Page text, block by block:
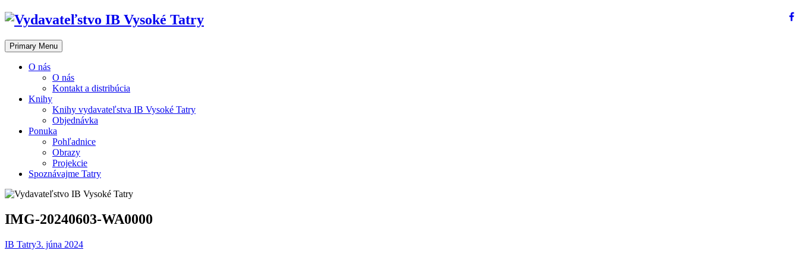
Skip
content
Primary Menu
O nás
O nás
Kontakt a distribúcia
Knihy
Knihy vydavateľstva IB Vysoké Tatry
Objednávka
Ponuka
Pohľadnice
Obrazy
Projekcie
Spoznávajme Tatry
IMG-20240603-WA0000
IB Tatry3. júna 2024